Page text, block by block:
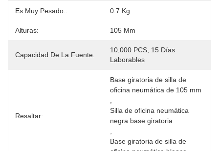
Es Muy Pesado.: 0.7 Kg
Alturas: 105 Mm
Capacidad De La Fuente:
10,000 PCS, 15 Días
Laborables
Resaltar:
Base giratoria de silla de
oficina neumática de 105 mm
Silla de oficina neumática
negra base giratoria
Base giratoria de silla de